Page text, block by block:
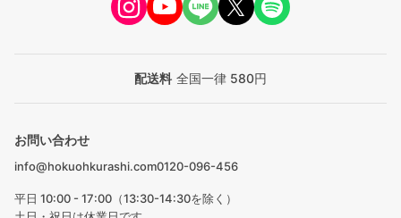
配送料 全国一律 580円
お問い合わせ
info@hokuohkurashi.com0120-096-456
平日 10:00 - 17:00（13:30-14:30を除く）